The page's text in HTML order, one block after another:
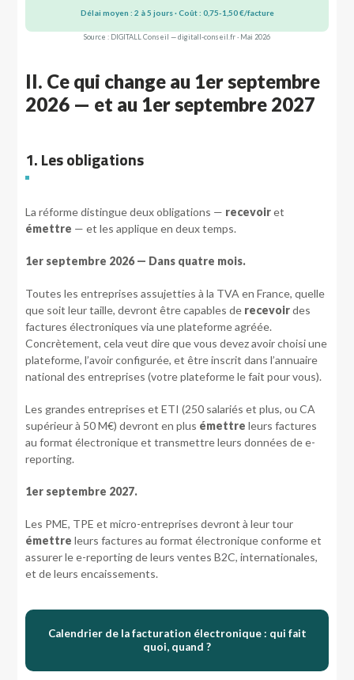
Délai moyen : 2 à 5 jours · Coût : 0,75-1,50 €/facture
Source : DIGITALL Conseil — digitall-conseil.fr · Mai 2026
II. Ce qui change au 1er septembre
2026 — et au 1er septembre 2027
1. Les obligations
La réforme distingue deux obligations — recevoiret
émettre — et les applique en deux temps.
1er septembre 2026 — Dans quatre mois.
Toutes les entreprises assujetties à la TVA en France, quelle
que soit leur taille, devront être capables de recevoirdes
factures électroniques via une plateforme agréée.
Concrètement, cela veut dire que vous devez avoir choisi une
plateforme, l’avoir configurée, et être inscrit dans l’annuaire
national des entreprises (votre plateforme le fait pour vous).
Les grandes entreprises et ETI (250 salariés et plus, ou CA
supérieur à 50 M€) devront en plus émettre leurs factures
au format électronique et transmettre leurs données de e-
reporting.
1er septembre 2027.
Les PME, TPE et micro-entreprises devront à leur tour
émettre leurs factures au format électronique conforme et
assurer le e-reporting de leurs ventes B2C, internationales,
et de leurs encaissements.
Calendrier de la facturation électronique : qui fait
quoi, quand ?